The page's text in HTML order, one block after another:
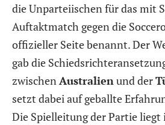
die Unparteiischen für das mit
Auftaktmatch gegen die
offizieller Seite benannt. Der
gab die
zwischen Australien und der
setzt dabei auf geballte
Die Spielleitung der Partie liegt